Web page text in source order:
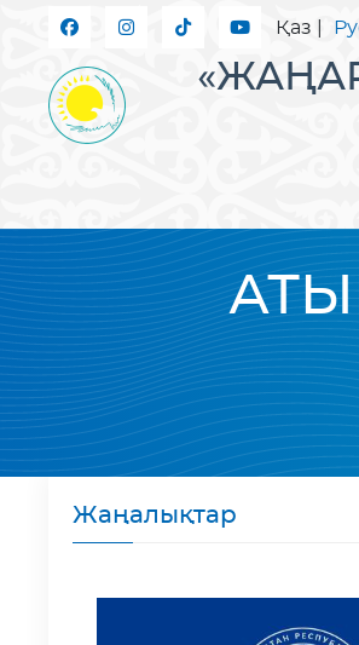
Қаз
Жаңалықтар